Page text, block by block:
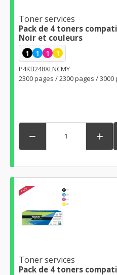
Toner services
Pack de 4 toners
Noir et couleurs
1 1 1 1
P4KB248XLNCMY
2300 pages / 2300 pages /
 
Toner services
Pack de 4 toners